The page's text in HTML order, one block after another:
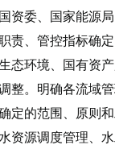
资委、国家能源
责、管控指标
态环境、国有资
整。明确各流域
定的范围、原则
资源调度管理、